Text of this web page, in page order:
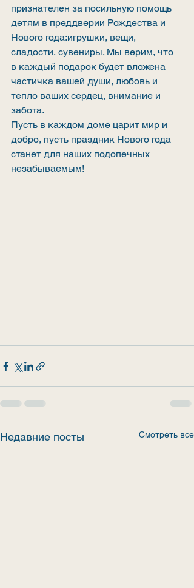
признателен за посильную помощь
детям в преддверии Рождества и
Нового года:игрушки, вещи,
сладости, сувениры. Мы верим, что
в каждый подарок будет вложена
частичка вашей души, любовь и
тепло ваших сердец, внимание и
забота.
Пусть в каждом доме царит мир и
добро, пусть праздник Нового года
станет для наших подопечных
незабываемым!
Недавние посты Смотреть все